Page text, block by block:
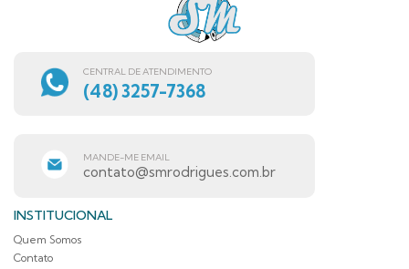
CENTRAL DE ATENDIMENTO
(48) 3257-7368
MANDE-ME EMAIL
contato@smrodrigues.com.br
INSTITUCIONAL
Quem Somos
Contato